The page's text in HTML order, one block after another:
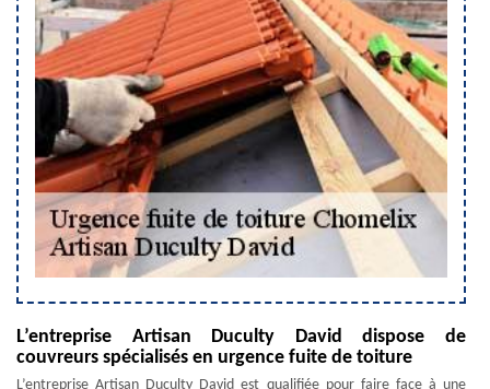
L’entreprise Artisan Duculty David dispose de
couvreurs spécialisés en urgence fuite de toiture
L’entreprise Artisan Duculty David est qualifiée pour faire face à une